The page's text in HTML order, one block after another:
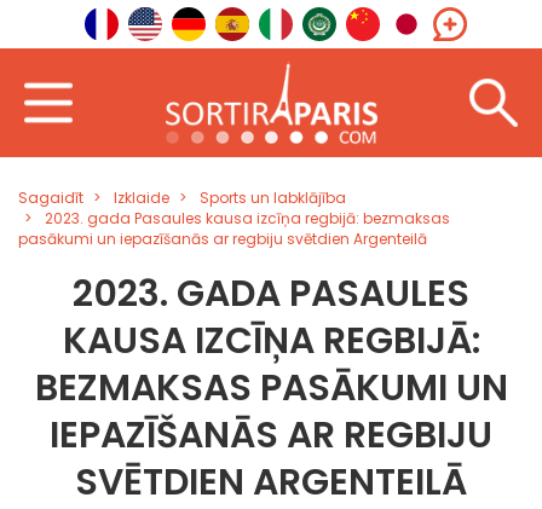
Sagaidīt Izklaide
Sports un labklājība
2023. gada Pasaules kausa izcīņa regbijā: bezmaksas
pasākumi un iepazīšanās ar regbiju svētdien Argenteilā
2023. GADA PASAULES
KAUSA IZCĪŅA REGBIJĀ:
BEZMAKSAS PASĀKUMI UN
IEPAZĪŠANĀS AR REGBIJU
SVĒTDIEN ARGENTEILĀ